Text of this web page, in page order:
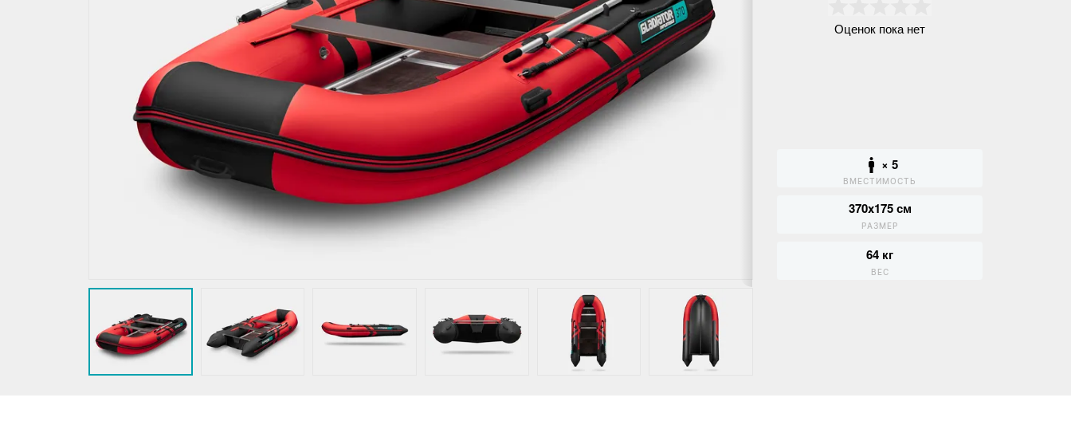
Оценок пока нет
× 5
ВМЕСТИМОСТЬ
370x175 см
РАЗМЕР
64 кг
ВЕС